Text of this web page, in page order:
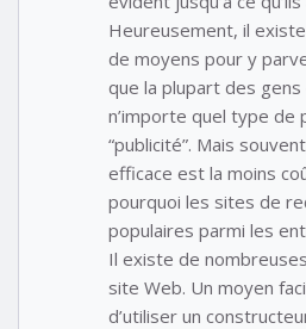
Heureusement, il
de moyens pour y
que la plupart des
n’importe quel type de
“publicité”. Mais
efficace est la moins
pourquoi les sites de
populaires parmi les
Il existe de
site Web. Un moyen
d’utiliser un